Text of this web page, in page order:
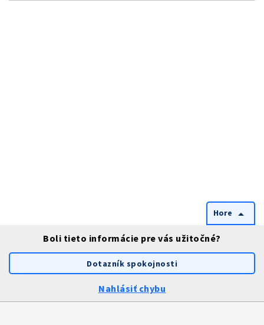
Hore arrow_drop_up
Boli tieto informácie pre vás užitočné?
Dotazník spokojnosti
Nahlásiť chybu